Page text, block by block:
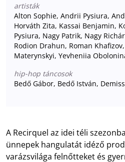
artisták
Alton Sophie, Andrii Pysiura,
Horváth Zita, Kassai Benjamin,
Pysiura, Nagy Patrik, Nagy
Rodion Drahun, Roman
Materynskyi, Yevheniia
hip-hop táncosok
Bedő Gábor, Bedő István,
A Recirquel az idei téli
ünnepek hangulatát idéző
varázsvilága felnőtteket és